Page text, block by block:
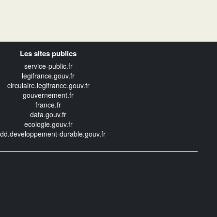
Les sites publics
service-public.fr
legifrance.gouv.fr
circulaire.legifrance.gouv.fr
gouvernement.fr
france.fr
data.gouv.fr
ecologie.gouv.fr
durable.gouv.fr